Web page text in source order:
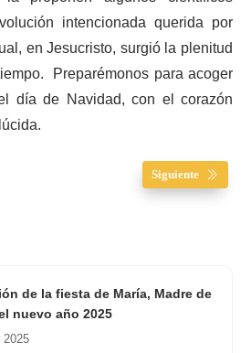
intencionada querida por
en Jesucristo, surgió la plenitud
Preparémonos para acoger
día de Navidad, con el corazón
Siguiente
de la fiesta de María, Madre de
nuevo año 2025